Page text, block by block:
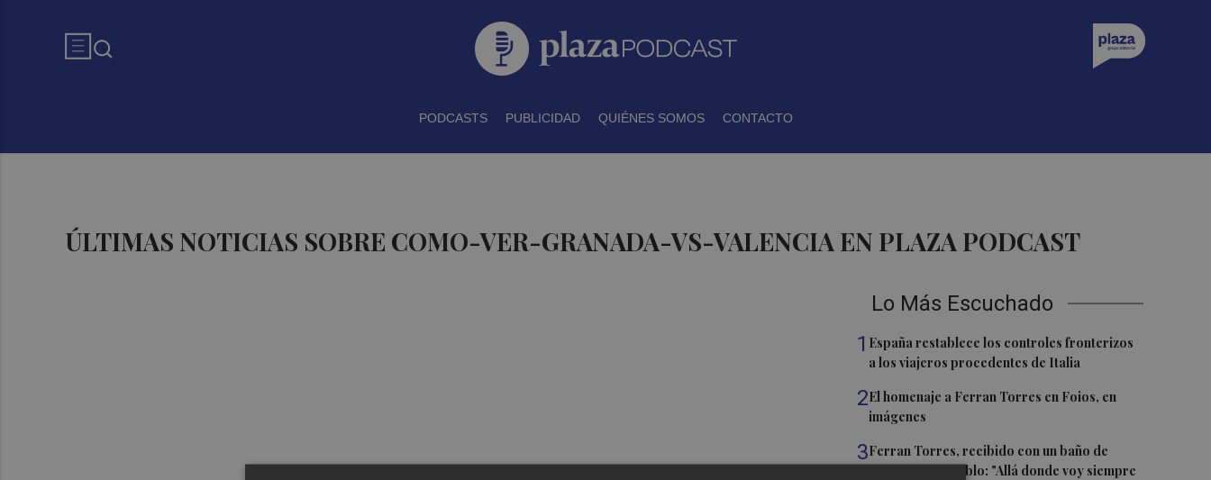
PODCASTS PUBLICIDAD QUIÉNES SOMOS CONTACTO
ÚLTIMAS NOTICIAS SOBRE COMO-VER-GRANADA-VS-VALENCIA EN PLAZA PODCAST
Lo Más Escuchado
1 España restablece los controles fronterizos
a los viajeros procedentes de Italia
2El homenaje a Ferran Torres en Foios, en
imágenes
3Ferran Torres, recibido con un baño de
masas en su pueblo: "Allá donde voy siempre